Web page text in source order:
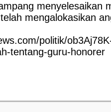
menyelesaikan
mengalokasikan
politik/
tentang-guru-honorer